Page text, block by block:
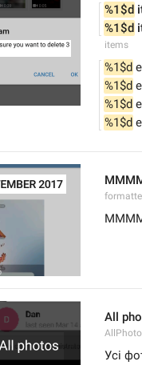
%1$d
%1$d
items
%1$d
%1$d
%1$d
%1$d
All
Усі